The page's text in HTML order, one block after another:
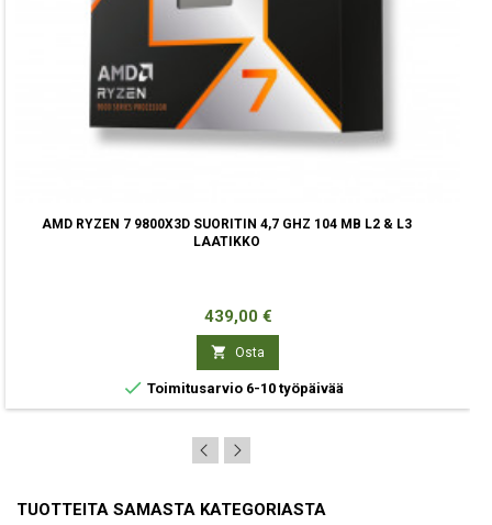
AMD RYZEN 7 9800X3D SUORITIN 4,7 GHZ 104 MB L2 & L3
LAATIKKO
Hinta
439,00 €
 Osta
 Toimitusarvio 6-10 työpäivää
TUOTTEITA SAMASTA KATEGORIASTA